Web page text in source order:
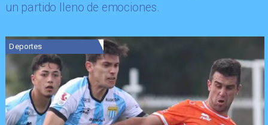
un partido lleno de emociones.
Deportes